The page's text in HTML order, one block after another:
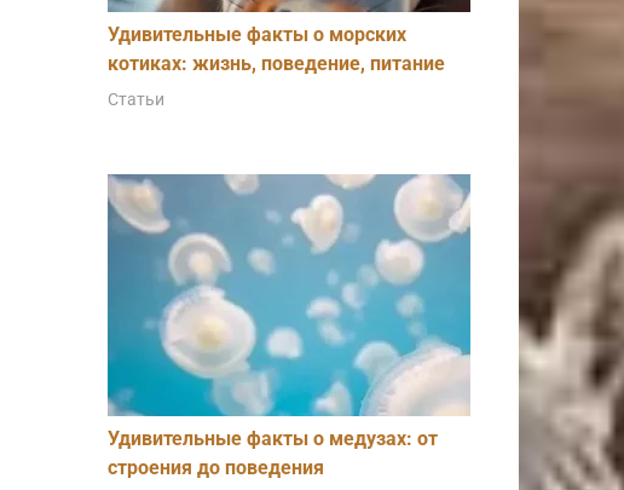
Удивительные факты о морских
котиках: жизнь, поведение, питание
Статьи
Удивительные факты о медузах: от
строения до поведения